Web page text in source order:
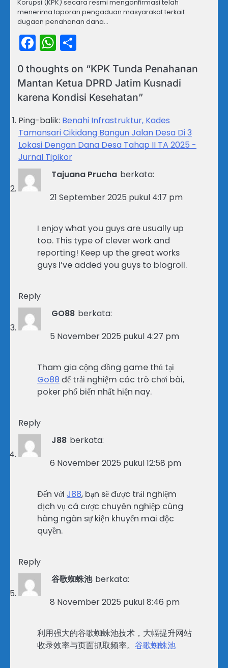
Korupsi (KPK) secara resmi mengonfirmasi telah
menerima laporan pengaduan masyarakat terkait
dugaan penahanan dana…
Facebook
WhatsApp
0 thoughts on “KPK Tunda Penahanan
Mantan Ketua DPRD Jatim Kusnadi
karena Kondisi Kesehatan”
Ping-balik: Benahi Infrastruktur, Kades
Tamansari Cikidang Bangun Jalan Desa Di 3
Lokasi Dengan Dana Desa Tahap II TA 2025 -
Jurnal Tipikor
Tajuana Prucha berkata:
21 September 2025 pukul 4:17 pm
I enjoy what you guys are usually up
too. This type of clever work and
reporting! Keep up the great works
guys I’ve added you guys to blogroll.
Reply
GO88 berkata:
5 November 2025 pukul 4:27 pm
Tham gia cộng đồng game thủ tại
Go88 để trải nghiệm các trò chơi bài,
poker phổ biến nhất hiện nay.
Reply
J88 berkata:
6 November 2025 pukul 12:58 pm
Đến với J88, bạn sẽ được trải nghiệm
dịch vụ cá cược chuyên nghiệp cùng
hàng ngàn sự kiện khuyến mãi độc
quyền.
Reply
谷歌蜘蛛池 berkata:
8 November 2025 pukul 8:46 pm
利用强大的谷歌蜘蛛池技术，大幅提升网站
收录效率与页面抓取频率。 谷歌蜘蛛池